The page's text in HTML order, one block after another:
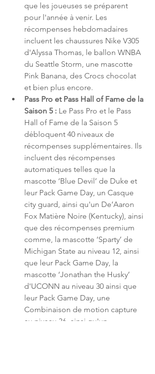
que les joueuses se préparent
pour l'année à venir. Les
récompenses hebdomadaires
incluent les chaussures Nike V305
d'Alyssa Thomas, le ballon WNBA
du Seattle Storm, une mascotte
Pink Banana, des Crocs chocolat
et bien plus encore.
Pass Pro et Pass Hall of Fame de la
Saison 5 : Le Pass Pro et le Pass
Hall of Fame de la Saison 5
débloquent 40 niveaux de
récompenses supplémentaires. Ils
incluent des récompenses
automatiques telles que la
mascotte ‘Blue Devil’ de Duke et
leur Pack Game Day, un Casque
city guard, ainsi qu'un De’Aaron
Fox Matière Noire (Kentucky), ainsi
que des récompenses premium
comme, la mascotte ‘Sparty’ de
Michigan State au niveau 12, ainsi
que leur Pack Game Day, la
mascotte ‘Jonathan the Husky’
d'UCONN au niveau 30 ainsi que
leur Pack Game Day, une
Combinaison de motion capture
au niveau 36, ainsi qu'un